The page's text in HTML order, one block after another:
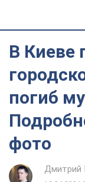
В Киеве
погиб
фото
Дмитрий